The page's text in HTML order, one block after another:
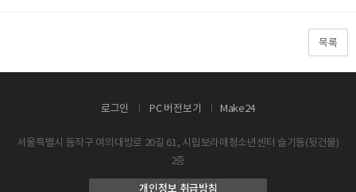
목록
로그인 PC 버전보기 Make24
서울특별시 동작구 여의대방로 20길 61, 시립보라매청소년센터 슬기동(뒷건물)
2층
개인정보 취급방침